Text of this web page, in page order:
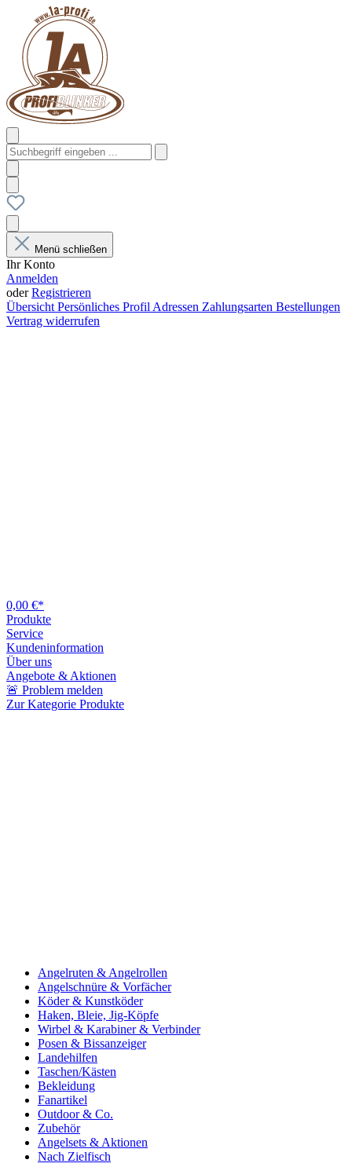
Menü schließen
Ihr Konto
Anmelden
oderRegistrieren
Übersicht Persönliches Profil Adressen Zahlungsarten Bestellungen
Vertrag widerrufen
0,00 €*
Produkte
Service
Kundeninformation
Über uns
Angebote & Aktionen
🚨 Problem melden
Zur Kategorie Produkte
Angelruten & Angelrollen
Angelschnüre & Vorfächer
Köder & Kunstköder
Haken, Bleie, Jig-Köpfe
Wirbel & Karabiner & Verbinder
Posen & Bissanzeiger
Landehilfen
Taschen/Kästen
Bekleidung
Fanartikel
Outdoor & Co.
Zubehör
Angelsets & Aktionen
Nach Zielfisch